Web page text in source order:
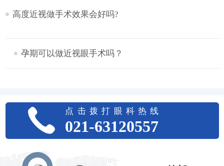
高度近视做手术效果会好吗?
孕期可以做近视眼手术吗？
点击拨打眼科热线
021-63120557